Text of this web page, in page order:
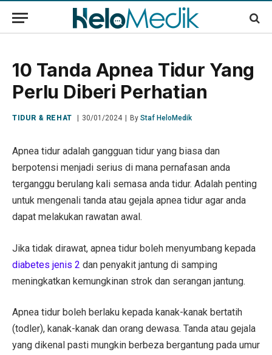
10 Tanda Apnea Tidur Yang
Perlu Diberi Perhatian
TIDUR & REHAT 30/01/2024 By Staf HeloMedik
Apnea tidur adalah gangguan tidur yang biasa dan
berpotensi menjadi serius di mana pernafasan anda
terganggu berulang kali semasa anda tidur. Adalah penting
untuk mengenali tanda atau gejala apnea tidur agar anda
dapat melakukan rawatan awal.
Jika tidak dirawat, apnea tidur boleh menyumbang kepada
diabetes jenis 2 dan penyakit jantung di samping
meningkatkan kemungkinan strok dan serangan jantung.
Apnea tidur boleh berlaku kepada kanak-kanak bertatih
(todler), kanak-kanak dan orang dewasa. Tanda atau gejala
yang dikenal pasti mungkin berbeza bergantung pada umur